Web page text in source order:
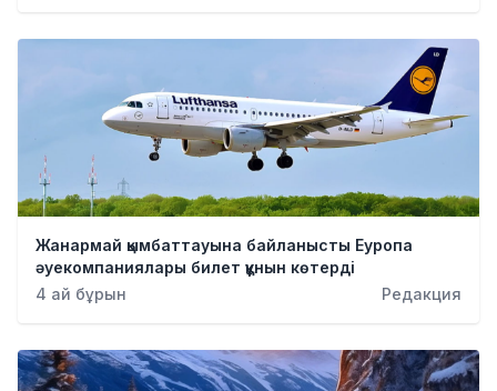
Жанармай қымбаттауына байланысты Еуропа
әуекомпаниялары билет құнын көтерді
4 ай бұрын
Редакция